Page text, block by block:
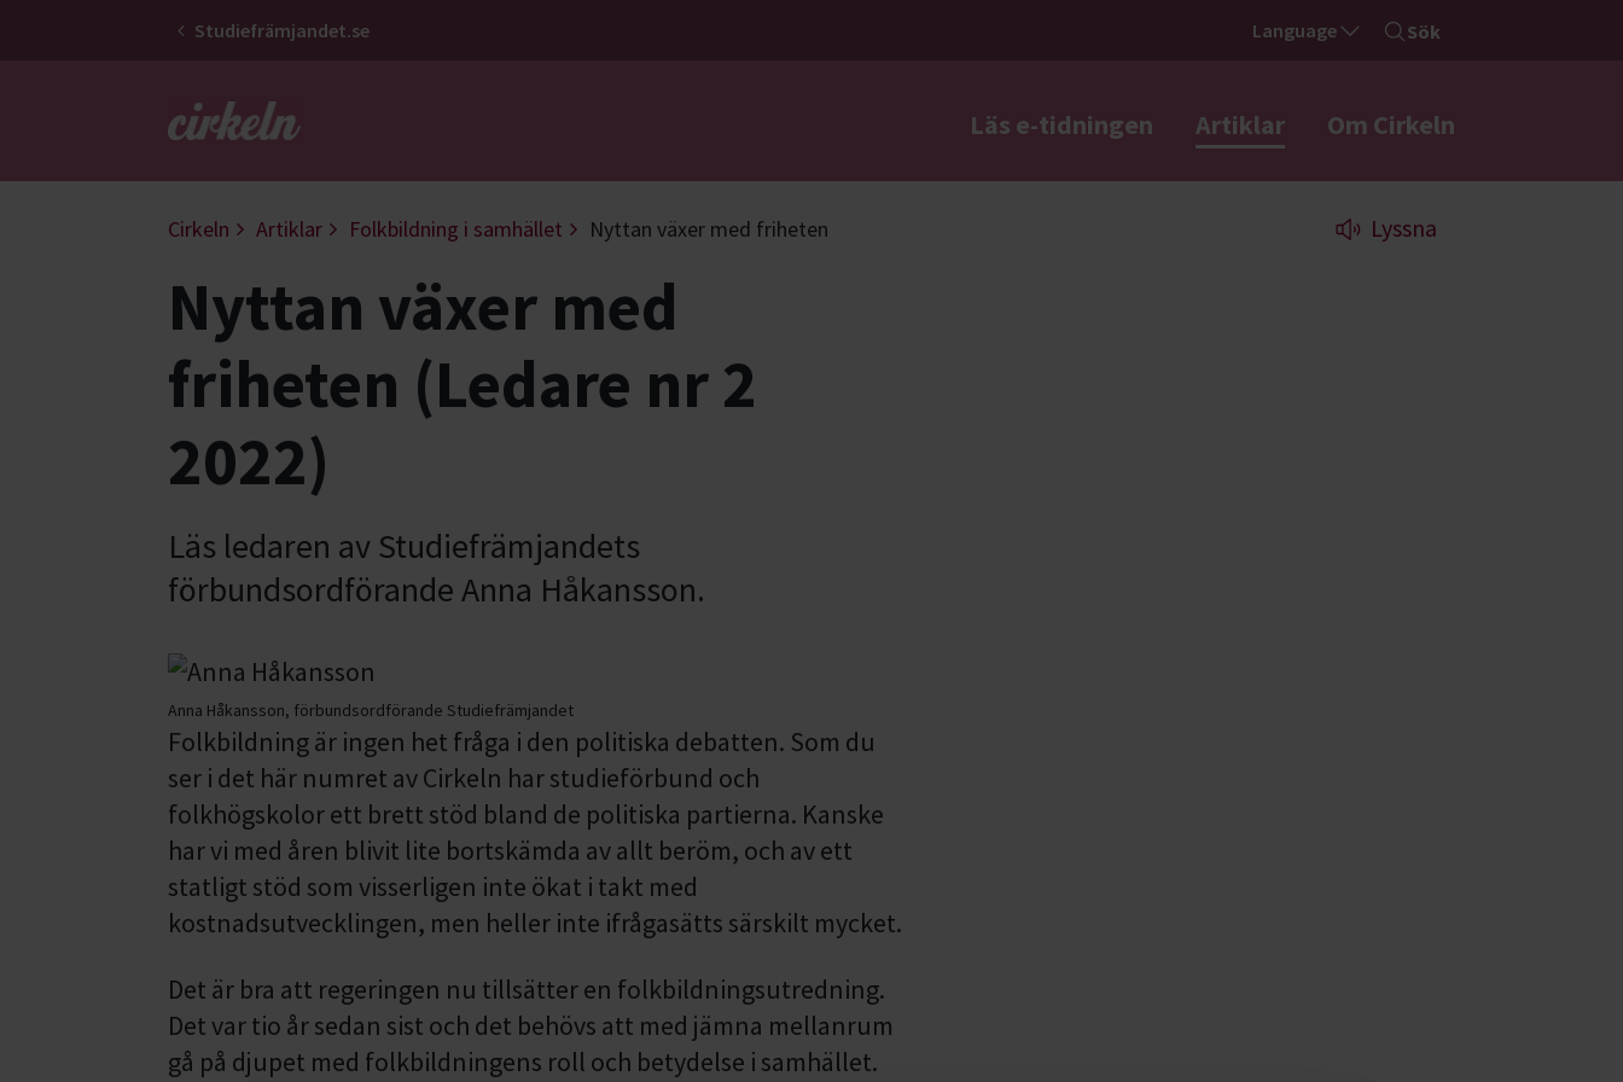
Studiefrämjandet.se Language Sök
Gå till studiefrämjandets startsida Läs e-tidningen Artiklar Om Cirkeln
Cirkeln Artiklar Folkbildning i samhället Nyttan växer med friheten Lyssna
Nyttan växer med
friheten (Ledare nr 2
2022)
Läs ledaren av Studiefrämjandets
förbundsordförande Anna Håkansson.
Anna Håkansson, förbundsordförande Studiefrämjandet
Folkbildning är ingen het fråga i den politiska debatten. Som du
ser i det här numret av Cirkeln har studieförbund och
folkhögskolor ett brett stöd bland de politiska partierna. Kanske
har vi med åren blivit lite bortskämda av allt beröm, och av ett
statligt stöd som visserligen inte ökat i takt med
kostnadsutvecklingen, men heller inte ifrågasätts särskilt mycket.
Det är bra att regeringen nu tillsätter en folkbildningsutredning.
Det var tio år sedan sist och det behövs att med jämna mellanrum
gå på djupet med folkbildningens roll och betydelse i samhället.